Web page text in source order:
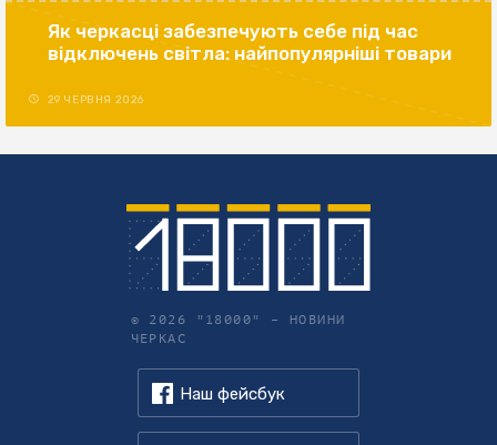
Як черкасці забезпечують себе під час
відключень світла: найпопулярніші товари
29 ЧЕРВНЯ 2026
© 2026 "18000" – НОВИНИ
ЧЕРКАС
Наш фейсбук